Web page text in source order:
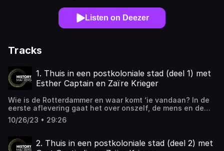
Listen on Deezer
Tracks
1. Thuis in een postkoloniale stad (deel 1) met
Esther Captain en Zaïre Krieger
Wie is de Rotterdammer en waar komt ‘ie vandaan? In de
eerste aflevering gaat het over onszelf, de mens en de
demografie van de stad Rotterdam. Eén van de vele
steden in Europa met een koloniale geschiedenis.Te gast
Koninklijk Instituut voor Taal-, Land- en Volkenkunde.
Captain geeft een college over de herkomst van de
10/26/23 • 29:26
2. Thuis in een postkoloniale stad (deel 2) met